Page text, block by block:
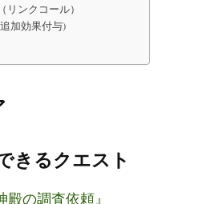
リンクコール）
加効果付与)
きるクエスト
の調査依頼』